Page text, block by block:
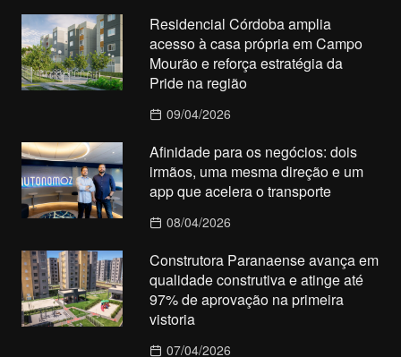
Residencial Córdoba amplia
acesso à casa própria em Campo
Mourão e reforça estratégia da
Pride na região
09/04/2026
Afinidade para os negócios: dois
irmãos, uma mesma direção e um
app que acelera o transporte
08/04/2026
Construtora Paranaense avança em
qualidade construtiva e atinge até
97% de aprovação na primeira
vistoria
07/04/2026